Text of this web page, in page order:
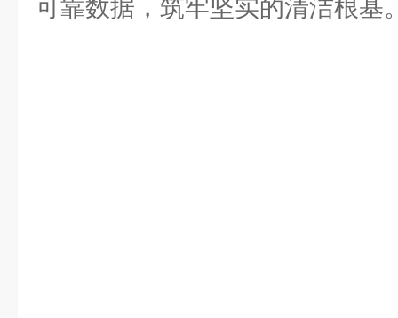
可靠数据，筑牢坚实的清洁根基